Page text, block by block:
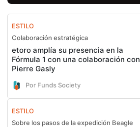
ESTILO
Colaboración estratégica
etoro amplía su presencia en la
Fórmula 1 con una colaboración con
Pierre Gasly
Por Funds Society
ESTILO
Sobre los pasos de la expedición Beagle